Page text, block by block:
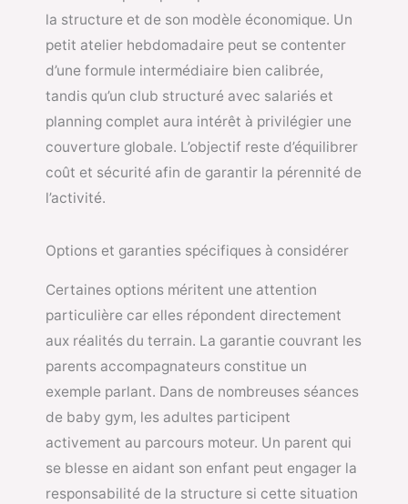
la structure et de son modèle économique. Un
petit atelier hebdomadaire peut se contenter
d’une formule intermédiaire bien calibrée,
tandis qu’un club structuré avec salariés et
planning complet aura intérêt à privilégier une
couverture globale. L’objectif reste d’équilibrer
coût et sécurité afin de garantir la pérennité de
l’activité.
Options et garanties spécifiques à considérer
Certaines options méritent une attention
particulière car elles répondent directement
aux réalités du terrain. La garantie couvrant les
parents accompagnateurs constitue un
exemple parlant. Dans de nombreuses séances
de baby gym, les adultes participent
activement au parcours moteur. Un parent qui
se blesse en aidant son enfant peut engager la
responsabilité de la structure si cette situation